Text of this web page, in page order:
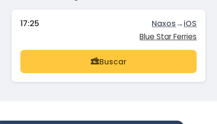
17:25 Naxos→iOS
Blue Star Ferries
Buscar